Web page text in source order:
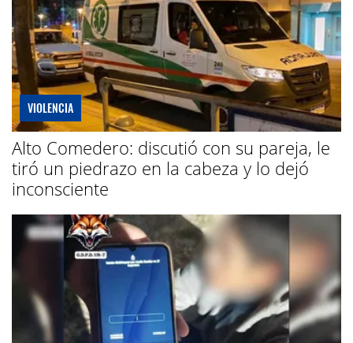
VIOLENCIA
Alto Comedero: discutió con su pareja, le
tiró un piedrazo en la cabeza y lo dejó
inconsciente